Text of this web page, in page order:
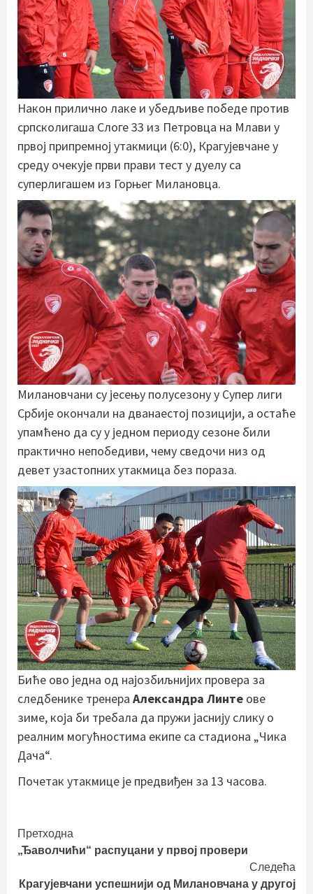
Након прилично лаке и убедљиве победе против
српсколигаша Слоге 33 из Петровца на Млави у
првој припремној утакмици (6:0), Крагујевчане у
среду очекује први прави тест у дуелу са
суперлигашем из Горњег Милановца.
Милановчани су јесењу полусезону у Супер лиги
Србије окончали на дванаестој позицији, а остаће
упамћено да су у једном периоду сезоне били
практично непобедиви, чему сведочи низ од
девет узастопних утакмица без пораза.
Биће ово једна од најозбиљнијих провера за
следбенике тренера Александра Линте ове
зиме, која би требала да пружи јаснију слику о
реалним могућностима екипе са стадиона „Чика
Дача“.
Почетак утакмице је предвиђен за 13 часова.
Continue
Reading
Претходна
„Ђаволчићи“ распуцани у првој провери
Следећа
Крагујевчани успешнији од Милановчана у другој